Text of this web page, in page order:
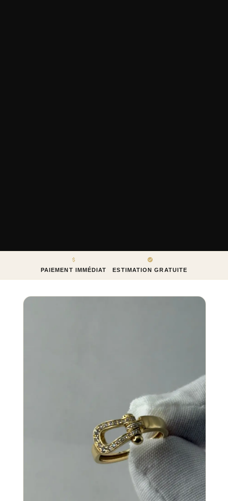
PAIEMENT IMMÉDIAT ESTIMATION GRATUITE